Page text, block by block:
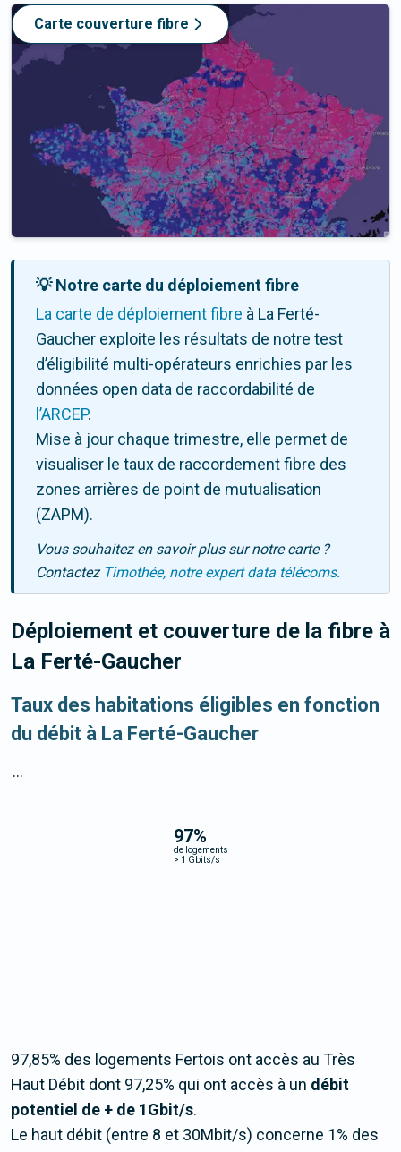
Carte couverture fibre
💡 Notre carte du déploiement fibre
La carte de déploiement fibre à La Ferté-
Gaucher exploite les résultats de notre test
d’éligibilité multi-opérateurs enrichies par les
données open data de raccordabilité de
l’ARCEP.
Mise à jour chaque trimestre, elle permet de
visualiser le taux de raccordement fibre des
zones arrières de point de mutualisation
(ZAPM).
Vous souhaitez en savoir plus sur notre carte ?
Contactez Timothée, notre expert data télécoms.
Déploiement et couverture de la fibre à
La Ferté-Gaucher
Taux des habitations éligibles en fonction
du débit à La Ferté-Gaucher
97%
de logements
> 1 Gbits/s
...
97,85% des logements Fertois ont accès au Très
Haut Débit dont 97,25% qui ont accès à un débit
potentiel de + de 1Gbit/s.
Le haut débit (entre 8 et 30Mbit/s) concerne 1% des